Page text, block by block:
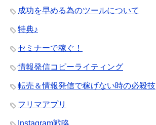
成功を早める為のツールについて
特典♪
セミナーで稼ぐ！
情報発信コピーライティング
転売＆情報発信で稼げない時の必殺技
フリマアプリ